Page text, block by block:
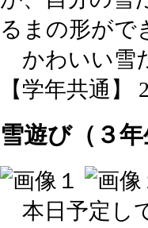
るまの形がで
かわいい雪
【学年共通】
雪遊び（３年
本日予定し